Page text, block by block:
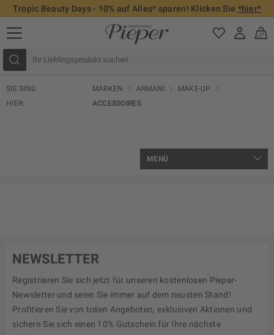
Tropic Beauty Days - 10% auf Alles* sparen! Klicken Sie *hier*
SIE SIND
HIER:
MARKEN ARMANI
MAKE-UP
ACCESSOIRES
MENÜ
NEWSLETTER
Registrieren Sie sich jetzt für unseren kostenlosen Pieper-
Newsletter und seien Sie immer auf dem neusten Stand!
Profitieren Sie von tollen Angeboten, exklusiven Aktionen und
sichern Sie sich einen 10% Gutschein für Ihre nächste